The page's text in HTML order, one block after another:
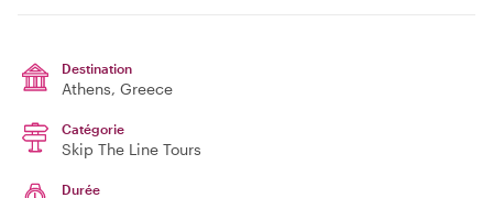
Destination
Athens, Greece
Catégorie
Skip The Line Tours
Durée